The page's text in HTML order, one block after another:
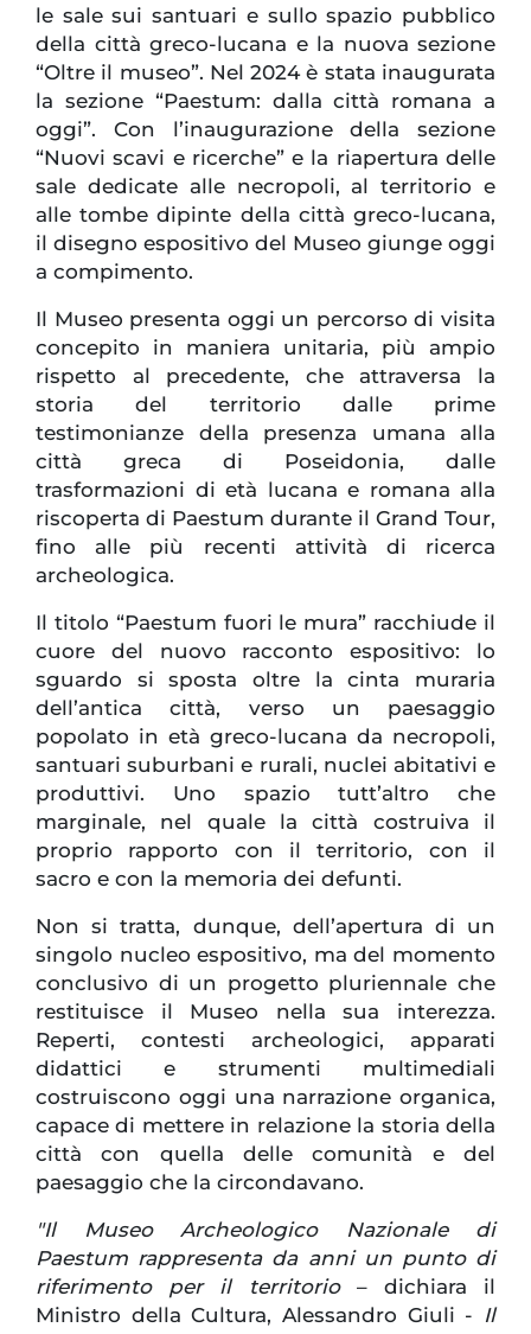
le sale sui santuari e sullo spazio pubblico
della città greco-lucana e la nuova sezione
“Oltre il museo”. Nel 2024 è stata inaugurata
la sezione “Paestum: dalla città romana a
oggi”. Con l’inaugurazione della sezione
“Nuovi scavi e ricerche” e la riapertura delle
sale dedicate alle necropoli, al territorio e
alle tombe dipinte della città greco-lucana,
il disegno espositivo del Museo giunge oggi
a compimento.
Il Museo presenta oggi un percorso di visita
concepito in maniera unitaria, più ampio
rispetto al precedente, che attraversa la
storia del territorio dalle prime
testimonianze della presenza umana alla
città greca di Poseidonia, dalle
trasformazioni di età lucana e romana alla
riscoperta di Paestum durante il Grand Tour,
fino alle più recenti attività di ricerca
archeologica.
Il titolo “Paestum fuori le mura” racchiude il
cuore del nuovo racconto espositivo: lo
sguardo si sposta oltre la cinta muraria
dell’antica città, verso un paesaggio
popolato in età greco-lucana da necropoli,
santuari suburbani e rurali, nuclei abitativi e
produttivi. Uno spazio tutt’altro che
marginale, nel quale la città costruiva il
proprio rapporto con il territorio, con il
sacro e con la memoria dei defunti.
Non si tratta, dunque, dell’apertura di un
singolo nucleo espositivo, ma del momento
conclusivo di un progetto pluriennale che
restituisce il Museo nella sua interezza.
Reperti, contesti archeologici, apparati
didattici e strumenti multimediali
costruiscono oggi una narrazione organica,
capace di mettere in relazione la storia della
città con quella delle comunità e del
paesaggio che la circondavano.
"Il Museo Archeologico Nazionale di
Paestum rappresenta da anni un punto di
riferimento per il territorio – dichiara il
Ministro della Cultura, Alessandro Giuli - Il